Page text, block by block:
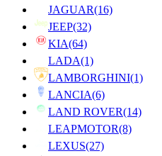
JAGUAR(16)
JEEP(32)
KIA(64)
LADA(1)
LAMBORGHINI(1)
LANCIA(6)
LAND ROVER(14)
LEAPMOTOR(8)
LEXUS(27)